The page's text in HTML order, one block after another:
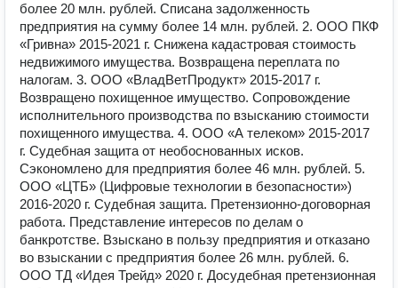
более 20 млн. рублей. Списана задолженность
предприятия на сумму более 14 млн. рублей. 2. ООО ПКФ
«Гривна» 2015-2021 г. Снижена кадастровая стоимость
недвижимого имущества. Возвращена переплата по
налогам. 3. ООО «ВладВетПродукт» 2015-2017 г.
Возвращено похищенное имущество. Сопровождение
исполнительного производства по взысканию стоимости
похищенного имущества. 4. ООО «А телеком» 2015-2017
г. Судебная защита от необоснованных исков.
Сэкономлено для предприятия более 46 млн. рублей. 5.
ООО «ЦТБ» (Цифровые технологии в безопасности»)
2016-2020 г. Судебная защита. Претензионно-договорная
работа. Представление интересов по делам о
банкротстве. Взыскано в пользу предприятия и отказано
во взыскании с предприятия более 26 млн. рублей. 6.
ООО ТД «Идея Трейд» 2020 г. Досудебная претензионная